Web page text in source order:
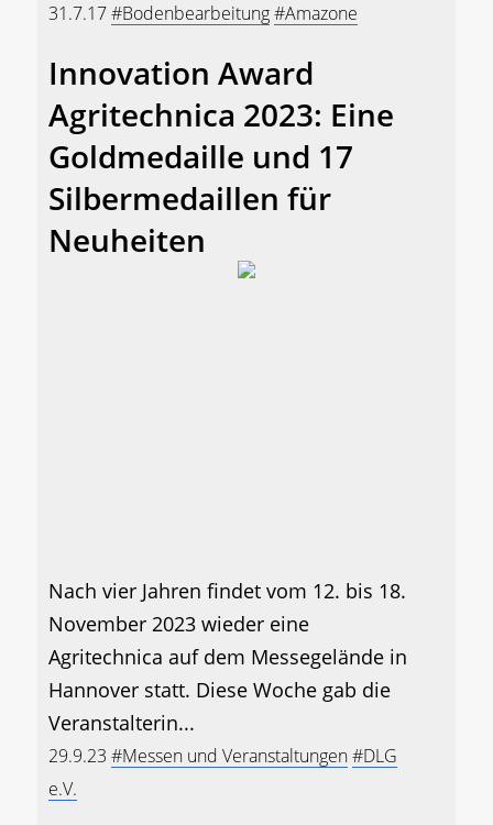
31.7.17#Bodenbearbeitung#Amazone
Innovation Award
Agritechnica 2023: Eine
Goldmedaille und 17
Silbermedaillen für
Neuheiten
Nach vier Jahren findet vom 12. bis 18.
November 2023 wieder eine
Agritechnica auf dem Messegelände in
Hannover statt. Diese Woche gab die
Veranstalterin...
29.9.23 #Messen und Veranstaltungen#DLG
e.V.